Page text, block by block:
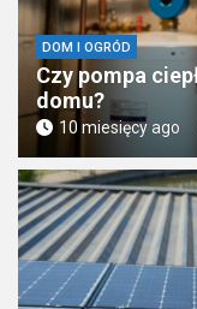
DOM I OGRÓD
Czy pompa
domu?
10 miesięcy ago